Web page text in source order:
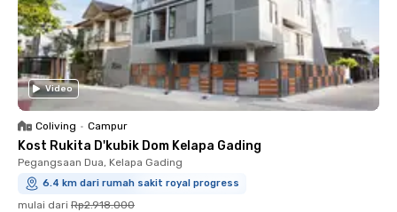
Video
Coliving • Campur
Kost Rukita D'kubik Dom Kelapa Gading
Pegangsaan Dua, Kelapa Gading
6.4 km dari rumah sakit royal progress
mulai dari Rp2.918.000